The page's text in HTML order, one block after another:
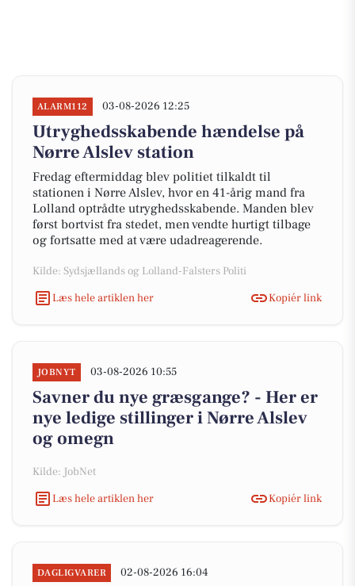
ALARM112 03-08-2026 12:25
Utryghedsskabende hændelse på
Nørre Alslev station
Fredag eftermiddag blev politiet tilkaldt til
stationen i Nørre Alslev, hvor en 41-årig mand fra
Lolland optrådte utryghedsskabende. Manden blev
først bortvist fra stedet, men vendte hurtigt tilbage
og fortsatte med at være udadreagerende.
Kilde: Sydsjællands og Lolland-Falsters Politi
Læs hele artiklen her
Kopiér link
JOBNYT 03-08-2026 10:55
Savner du nye græsgange? - Her er
nye ledige stillinger i Nørre Alslev
og omegn
Kilde: JobNet
Læs hele artiklen her
Kopiér link
DAGLIGVARER 02-08-2026 16:04